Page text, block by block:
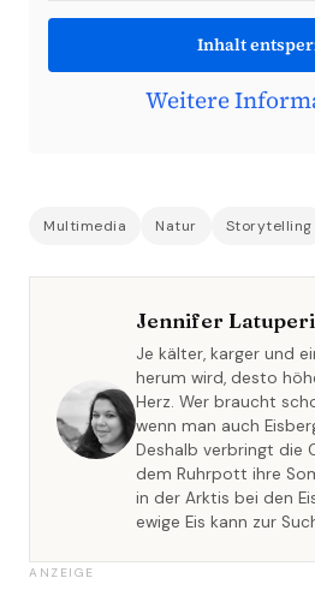
Inhalt
Weitere
Multimedia Natur Storytelling
Jennifer
Je kälter, karger und
herum wird, desto
Herz. Wer braucht
wenn man auch
Deshalb verbringt die
dem Ruhrpott ihre
in der Arktis bei den
ewige Eis kann zur
ANZEIGE